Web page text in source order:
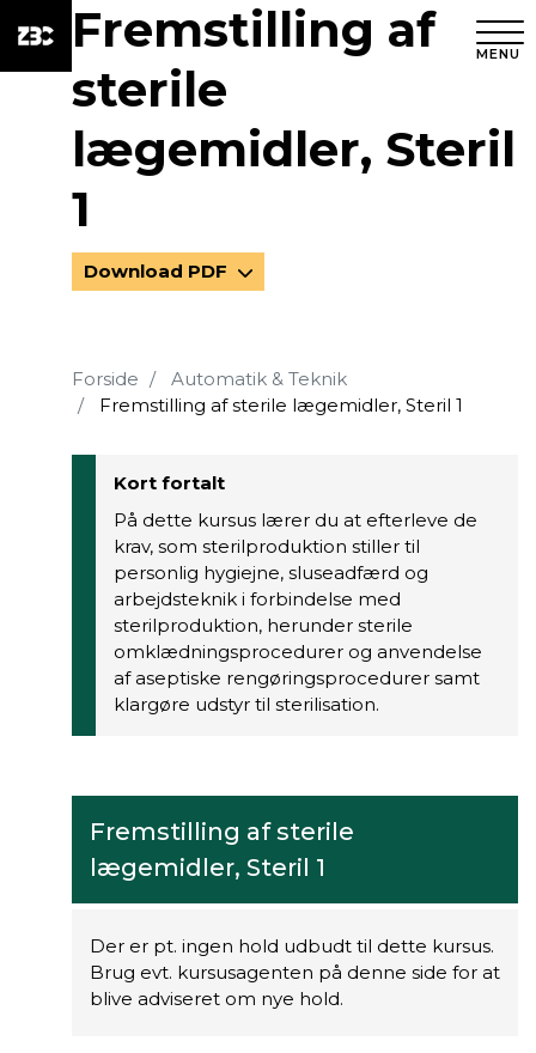
MENU
Fremstilling af
sterile
lægemidler, Steril
1
Download PDF
Forside
Automatik & Teknik
Fremstilling af sterile lægemidler, Steril 1
Kort fortalt
På dette kursus lærer du at efterleve de
krav, som sterilproduktion stiller til
personlig hygiejne, sluseadfærd og
arbejdsteknik i forbindelse med
sterilproduktion, herunder sterile
omklædningsprocedurer og anvendelse
af aseptiske rengøringsprocedurer samt
klargøre udstyr til sterilisation.
Fremstilling af sterile
lægemidler, Steril 1
Der er pt. ingen hold udbudt til dette kursus.
Brug evt. kursusagenten på denne side for at
blive adviseret om nye hold.